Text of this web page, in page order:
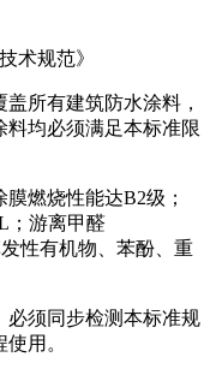
术规范》
所有建筑防水涂料，
均必须满足本标准限
燃烧性能达B2级；
；游离甲醛
性有机物、苯酚、重
必须同步检测本标准规
用。